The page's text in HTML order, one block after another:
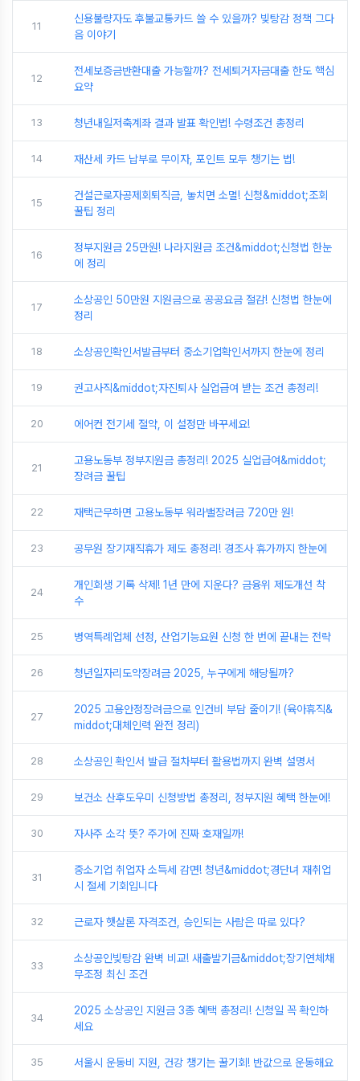
11
신용불량자도 후불교통카드 쓸 수 있을까? 빚탕감 정책 그다
음 이야기
12
전세보증금반환대출 가능할까? 전세퇴거자금대출 한도 핵심
요약
13 청년내일저축계좌 결과 발표 확인법! 수령조건 총정리
14 재산세 카드 납부로 무이자, 포인트 모두 챙기는 법!
15
건설근로자공제회퇴직금, 놓치면 소멸! 신청&middot;조회
꿀팁 정리
16
정부지원금 25만원! 나라지원금 조건&middot;신청법 한눈
에 정리
17
소상공인 50만원 지원금으로 공공요금 절감! 신청법 한눈에
정리
18 소상공인확인서발급부터 중소기업확인서까지 한눈에 정리
19 권고사직&middot;자진퇴사 실업급여 받는 조건 총정리!
20 에어컨 전기세 절약, 이 설정만 바꾸세요!
21
고용노동부 정부지원금 총정리! 2025 실업급여&middot;
장려금 꿀팁
22 재택근무하면 고용노동부 워라밸장려금 720만 원!
23 공무원 장기재직휴가 제도 총정리! 경조사 휴가까지 한눈에
24
개인회생 기록 삭제! 1년 만에 지운다? 금융위 제도개선 착
수
25 병역특례업체 선정, 산업기능요원 신청 한 번에 끝내는 전략
26 청년일자리도약장려금 2025, 누구에게 해당될까?
27
2025 고용안정장려금으로 인건비 부담 줄이기! (육아휴직&
middot;대체인력 완전 정리)
28 소상공인 확인서 발급 절차부터 활용법까지 완벽 설명서
29 보건소 산후도우미 신청방법 총정리, 정부지원 혜택 한눈에!
30 자사주 소각 뜻? 주가에 진짜 호재일까!
31
중소기업 취업자 소득세 감면! 청년&middot;경단녀 재취업
시 절세 기회입니다
32 근로자 햇살론 자격조건, 승인되는 사람은 따로 있다?
33
소상공인빚탕감 완벽 비교! 새출발기금&middot;장기연체채
무조정 최신 조건
34
2025 소상공인 지원금 3종 혜택 총정리! 신청일 꼭 확인하
세요
35 서울시 운동비 지원, 건강 챙기는 꿀기회! 반값으로 운동해요